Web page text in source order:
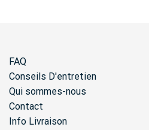
FAQ
Conseils D'entretien
Qui sommes-nous
Contact
Info Livraison